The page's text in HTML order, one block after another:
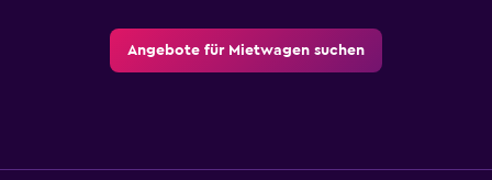
Angebote für Mietwagen suchen